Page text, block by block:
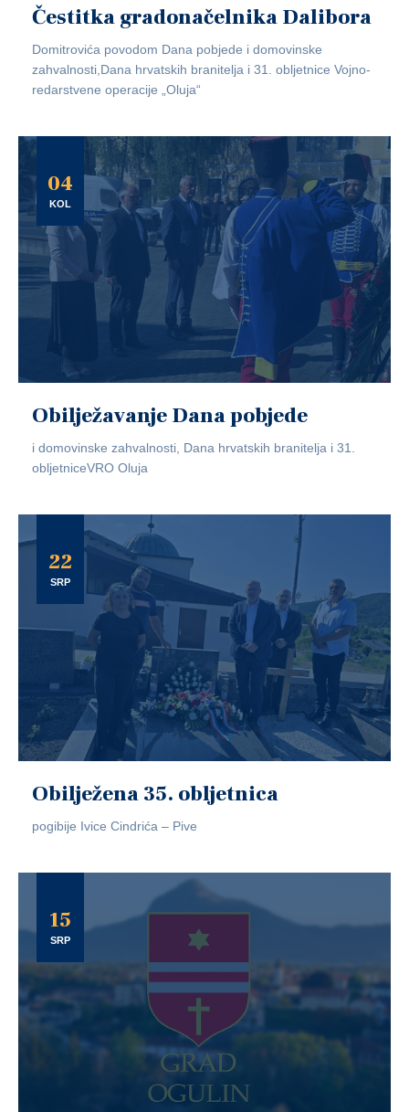
Čestitka gradonačelnika Dalibora
Domitrovića povodom Dana pobjede i domovinske
zahvalnosti,Dana hrvatskih branitelja i 31. obljetnice Vojno-
redarstvene operacije „Oluja“
04
KOL
Obilježavanje Dana pobjede
i domovinske zahvalnosti, Dana hrvatskih branitelja i 31.
obljetniceVRO Oluja
22
SRP
Obilježena 35. obljetnica
pogibije Ivice Cindrića – Pive
15
SRP